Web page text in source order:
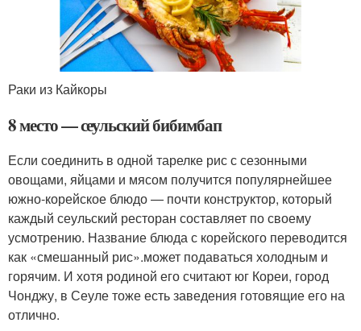
Раки из Кайкоры
8 место — сеульский бибимбап
Если соединить в одной тарелке рис с сезонными
овощами, яйцами и мясом получится популярнейшее
южно-корейское блюдо — почти конструктор, который
каждый сеульский ресторан составляет по своему
усмотрению. Название блюда с корейского переводится
как «смешанный рис».может подаваться холодным и
горячим. И хотя родиной его считают юг Кореи, город
Чонджу, в Сеуле тоже есть заведения готовящие его на
отлично.